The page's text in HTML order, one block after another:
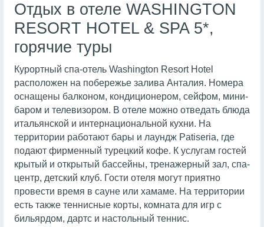
Отдых в отеле WASHINGTON
RESORT HOTEL & SPA 5*,
горячие туры
Курортный спа-отель Washington Resort Hotel
расположен на побережье залива Анталия. Номера
оснащены балконом, кондиционером, сейфом, мини-
баром и телевизором. В отеле можно отведать блюда
итальянской и интернациональной кухни. На
территории работают бары и лаундж Patiseria, где
подают фирменный турецкий кофе. К услугам гостей
крытый и открытый бассейны, тренажерный зал, спа-
центр, детский клуб. Гости отеля могут приятно
провести время в сауне или хамаме. На территории
есть также теннисные корты, комната для игр с
бильярдом, дартс и настольный теннис.